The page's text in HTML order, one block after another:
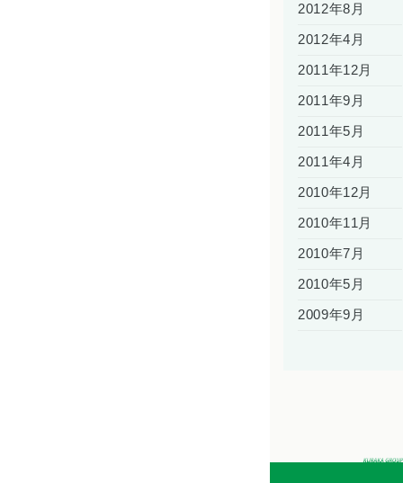
2012年8月
2012年4月
2011年12月
2011年9月
2011年5月
2011年4月
2010年12月
2010年11月
2010年7月
2010年5月
2009年9月